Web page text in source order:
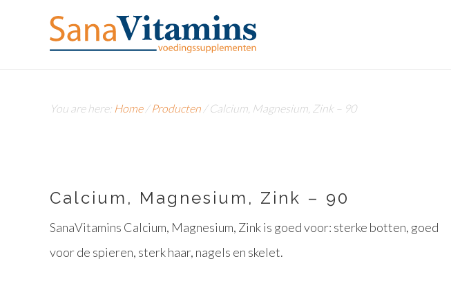
You are here: Home / Producten /Calcium, Magnesium, Zink – 90
Calcium, Magnesium, Zink – 90
SanaVitamins Calcium, Magnesium, Zink is goed voor: sterke botten, goed
voor de spieren, sterk haar, nagels en skelet.